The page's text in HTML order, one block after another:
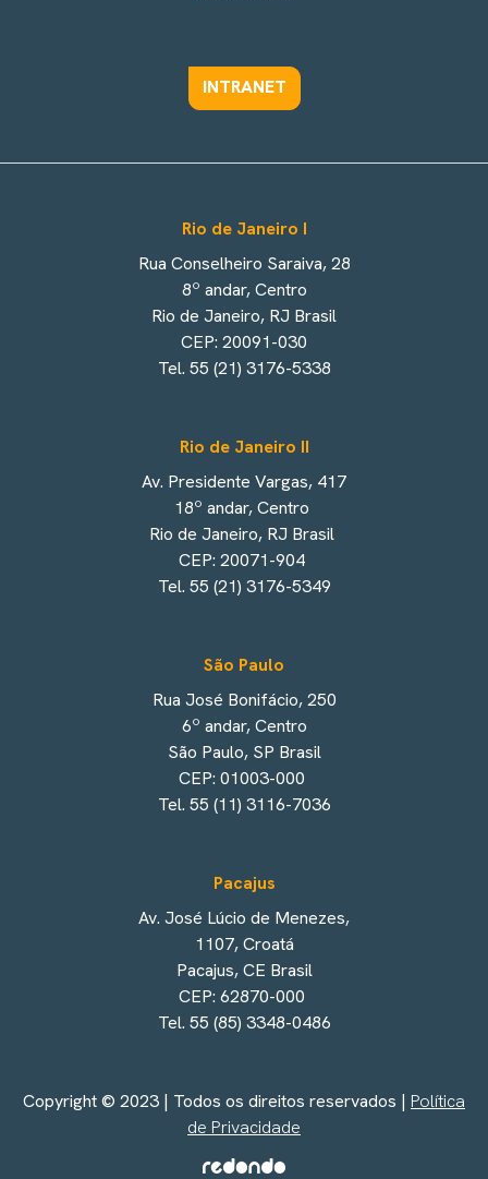
INTRANET
Rio de Janeiro I
Rua Conselheiro Saraiva, 28
8º andar, Centro
Rio de Janeiro, RJ Brasil
CEP: 20091-030
Tel. 55 (21) 3176-5338
Rio de Janeiro II
Av. Presidente Vargas, 417
18º andar, Centro
Rio de Janeiro, RJ Brasil
CEP: 20071-904
Tel. 55 (21) 3176-5349
São Paulo
Rua José Bonifácio, 250
6º andar, Centro
São Paulo, SP Brasil
CEP: 01003-000
Tel. 55 (11) 3116-7036
Pacajus
Av. José Lúcio de Menezes,
1107, Croatá
Pacajus, CE Brasil
CEP: 62870-000
Tel. 55 (85) 3348-0486
Copyright © 2023 | Todos os direitos reservados | Política
de Privacidade